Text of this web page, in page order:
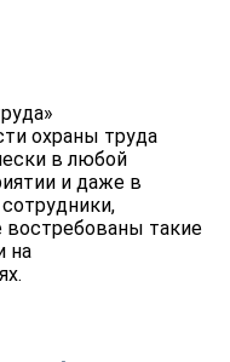
охраны труда
в любой
и даже в
востребованы такие
на